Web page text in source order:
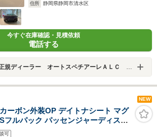
住所
静岡県静岡市清水区
今すぐ在庫確認・見積依頼
電話する
ィーラー オートスペチアーレＡＬＣ ＭＯＴＯＲＳ ＧＲＯＵＰ
NEW
ボン外装OP デイトナシート マグ
フルパック パッセンジャーディスプ
ブルーグレーアルカンターラ内装 認
可